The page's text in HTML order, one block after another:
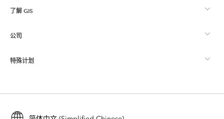
制图
Esri 社区
ArcGIS 博客
了解 GIS
什么是 GIS？
位置智能
培训
公司
关于 Esri
特殊计划
ArcGIS for Student Use